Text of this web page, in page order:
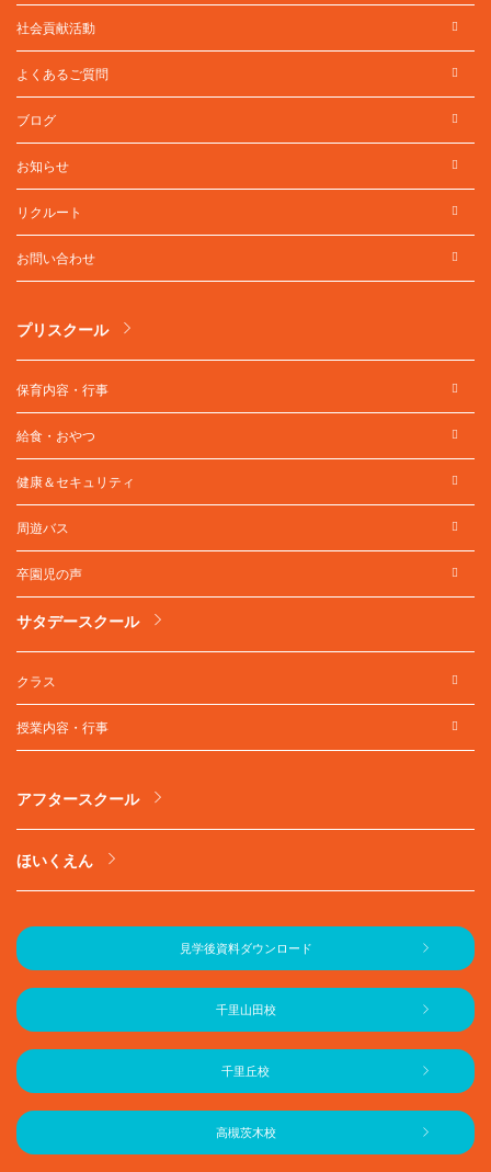
社会貢献活動
よくあるご質問
ブログ
お知らせ
リクルート
お問い合わせ
プリスクール
保育内容・行事
給食・おやつ
健康＆セキュリティ
周遊バス
卒園児の声
サタデースクール
クラス
授業内容・行事
アフタースクール
ほいくえん
見学後資料ダウンロード
千里山田校
千里丘校
高槻茨木校